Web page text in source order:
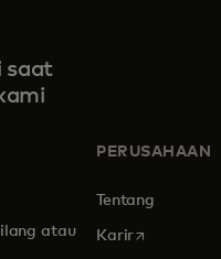
saat
atau
PERUSAHAAN
Tentang
Kariropens in a